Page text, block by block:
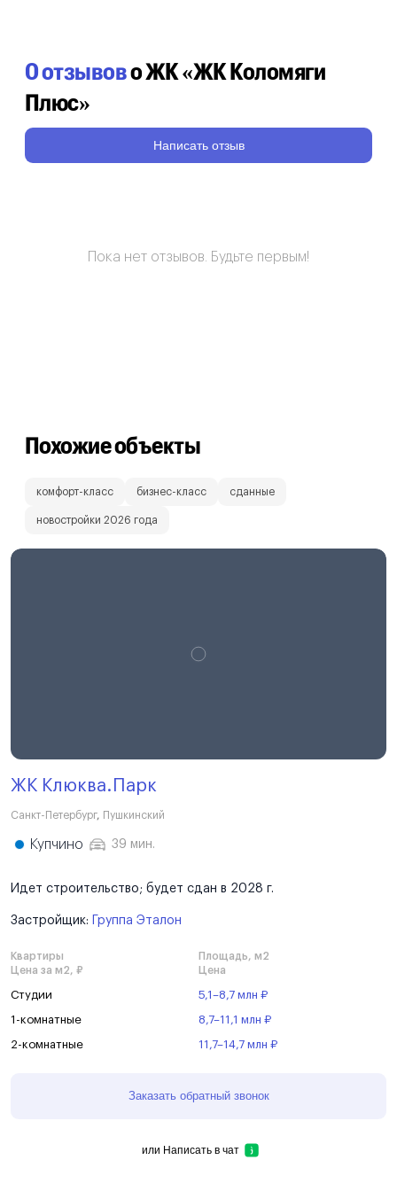
0 отзывово ЖК «ЖК Коломяги
Плюс»
Написать отзыв
Пока нет отзывов. Будьте первым!
Похожие объекты
комфорт-класс бизнес-класс сданные
новостройки 2026 года
ЖК Клюква.Парк
Санкт-Петербург, Пушкинский
Купчино 39 мин.
Идет строительство; будет сдан в 2028 г.
Застройщик: Группа Эталон
Квартиры
Площадь, м2
Цена за м2, ₽
Цена
Студии 5,1–8,7 млн ₽
1-комнатные 8,7–11,1 млн ₽
2-комнатные 11,7–14,7 млн ₽
Заказать обратный звонок
или Написать в чат